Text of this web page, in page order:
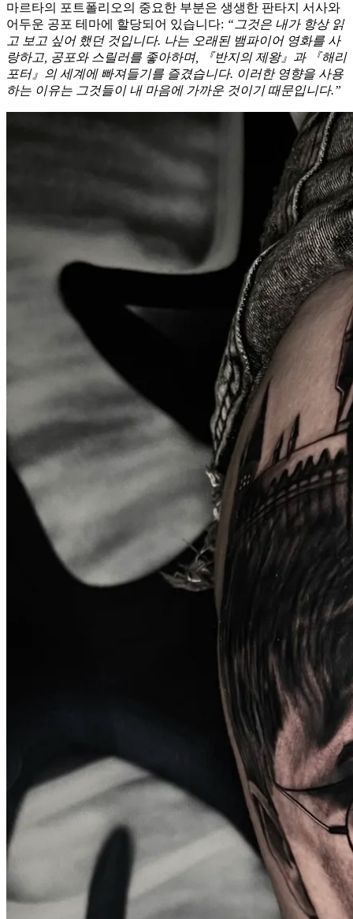
마르타의 포트폴리오의 중요한 부분은 생생한 판타지 서사와
어두운 공포 테마에 할당되어 있습니다: “그것은 내가 항상 읽
고 보고 싶어 했던 것입니다. 나는 오래된 뱀파이어 영화를 사
랑하고, 공포와 스릴러를 좋아하며, 『반지의 제왕』과 『해리
포터』의 세계에 빠져들기를 즐겼습니다. 이러한 영향을 사용
하는 이유는 그것들이 내 마음에 가까운 것이기 때문입니다.”